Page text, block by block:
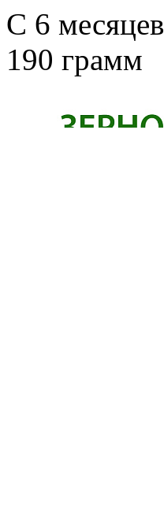
C 6 месяцев
190 грамм